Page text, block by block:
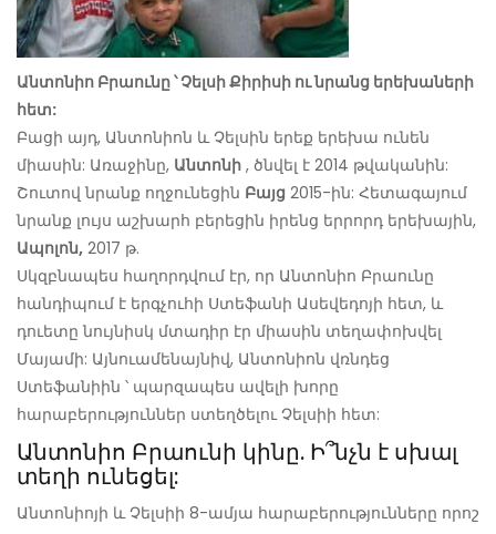
Անտոնիո Բրաունը ՝ Չելսի Քիրիսի ու նրանց երեխաների
հետ:
Բացի այդ, Անտոնիոն և Չելսին երեք երեխա ունեն
միասին: Առաջինը, Անտոնի , ծնվել է 2014 թվականին:
Շուտով նրանք ողջունեցին Բայց 2015-ին: Հետագայում
նրանք լույս աշխարհ բերեցին իրենց երրորդ երեխային,
Ապոլոն, 2017 թ.
Սկզբնապես հաղորդվում էր, որ Անտոնիո Բրաունը
հանդիպում է երգչուհի Ստեֆանի Ասեվեդոյի հետ, և
դուետը նույնիսկ մտադիր էր միասին տեղափոխվել
Մայամի: Այնուամենայնիվ, Անտոնիոն վռնդեց
Ստեֆանիին ՝ պարզապես ավելի խորը
հարաբերություններ ստեղծելու Չելսիի հետ:
Անտոնիո Բրաունի կինը. Ի՞նչն է սխալ
տեղի ունեցել:
Անտոնիոյի և Չելսիի 8-ամյա հարաբերությունները որոշ